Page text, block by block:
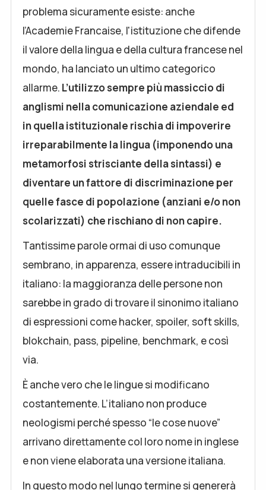
problema sicuramente esiste: anche
l’Academie Francaise, l'istituzione che difende
il valore della lingua e della cultura francese nel
mondo, ha lanciato un ultimo categorico
allarme. L’utilizzo sempre più massiccio di
anglismi nella comunicazione aziendale ed
in quella istituzionale rischia di impoverire
irreparabilmente la lingua (imponendo una
metamorfosi strisciante della sintassi) e
diventare un fattore di discriminazione per
quelle fasce di popolazione (anziani e/o non
scolarizzati) che rischiano di non capire.
Tantissime parole ormai di uso comunque
sembrano, in apparenza, essere intraducibili in
italiano: la maggioranza delle persone non
sarebbe in grado di trovare il sinonimo italiano
di espressioni come hacker, spoiler, soft skills,
blokchain, pass, pipeline, benchmark, e così
via.
È anche vero che le lingue si modificano
costantemente. L’italiano non produce
neologismi perché spesso “le cose nuove”
arrivano direttamente col loro nome in inglese
e non viene elaborata una versione italiana.
In questo modo nel lungo termine si genererà